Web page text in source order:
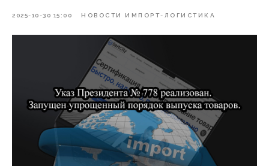
2025-10-30 15:00 НОВОСТИ ИМПОРТ-ЛОГИСТИКА